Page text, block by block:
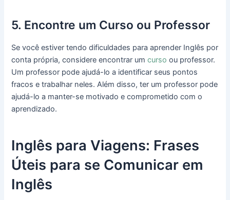
5. Encontre um Curso ou Professor
Se você estiver tendo dificuldades para aprender Inglês por
conta própria, considere encontrar umcurso ou professor.
Um professor pode ajudá-lo a identificar seus pontos
fracos e trabalhar neles. Além disso, ter um professor pode
ajudá-lo a manter-se motivado e comprometido com o
aprendizado.
Inglês para Viagens: Frases
Úteis para se Comunicar em
Inglês